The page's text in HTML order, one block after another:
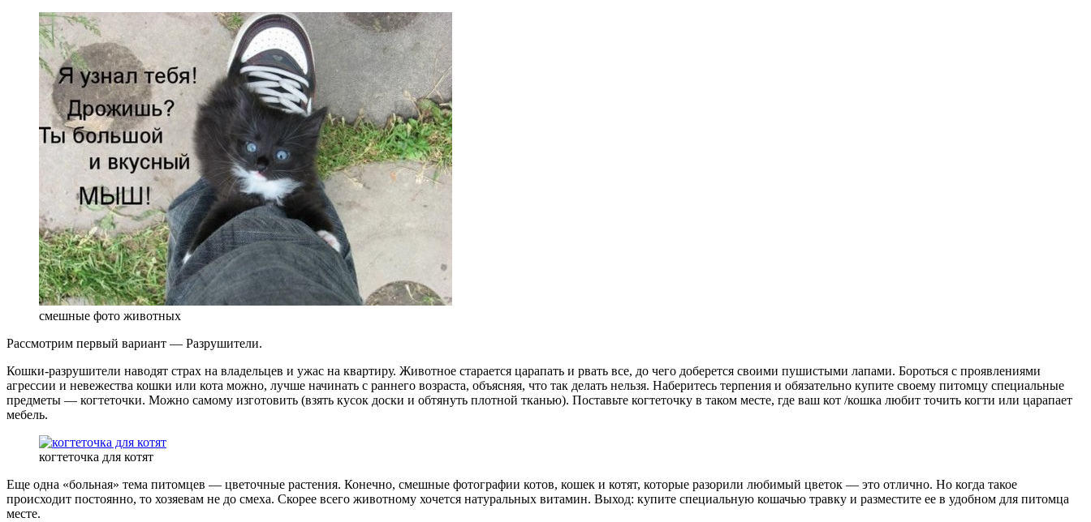
смешные фото животных
Рассмотрим первый вариант — Разрушители.
Кошки-разрушители наводят страх на владельцев и ужас на квартиру. Животное старается царапать и рвать все, до чего доберется своими пушистыми лапами. Бороться с проявлениями
агрессии и невежества кошки или кота можно, лучше начинать с раннего возраста, объясняя, что так делать нельзя. Наберитесь терпения и обязательно купите своему питомцу специальные
предметы — когтеточки. Можно самому изготовить (взять кусок доски и обтянуть плотной тканью). Поставьте когтеточку в таком месте, где ваш кот /кошка любит точить когти или царапает
мебель.
когтеточка для котят
Еще одна «больная» тема питомцев — цветочные растения. Конечно, смешные фотографии котов, кошек и котят, которые разорили любимый цветок — это отлично. Но когда такое
происходит постоянно, то хозяевам не до смеха. Скорее всего животному хочется натуральных витамин. Выход: купите специальную кошачью травку и разместите ее в удобном для питомца
месте.